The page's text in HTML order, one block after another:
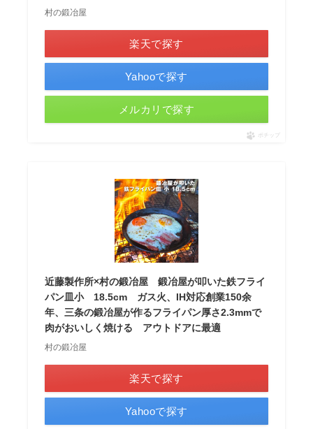
村の鍛冶屋
楽天で探す
Yahooで探す
メルカリで探す
ポチップ
近藤製作所×村の鍛冶屋 鍛冶屋が叩いた鉄フライ
パン皿小 18.5cm ガス火、IH対応創業150余
年、三条の鍛冶屋が作るフライパン厚さ2.3mmで
肉がおいしく焼ける アウトドアに最適
村の鍛冶屋
楽天で探す
Yahooで探す